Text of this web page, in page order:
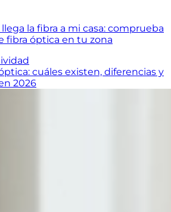
la fibra a mi casa: comprueba
fibra óptica en tu zona
cuáles existen, diferencias y
2026